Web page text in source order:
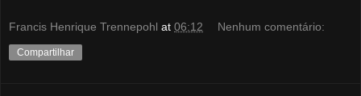
Francis Henrique Trennepohl at 06:12 Nenhum comentário:
Compartilhar